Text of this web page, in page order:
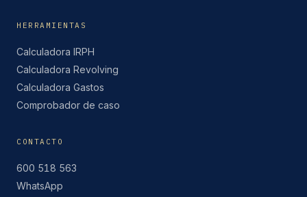
HERRAMIENTAS
Calculadora IRPH
Calculadora Revolving
Calculadora Gastos
Comprobador de caso
CONTACTO
600 518 563
WhatsApp